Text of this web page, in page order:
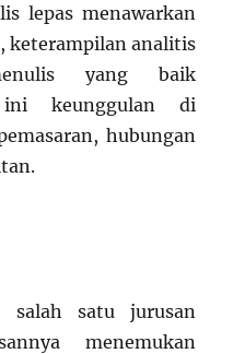
lepas menawarkan
keterampilan analitis
yang baik
ini keunggulan di
hubungan
salah satu jurusan
menemukan